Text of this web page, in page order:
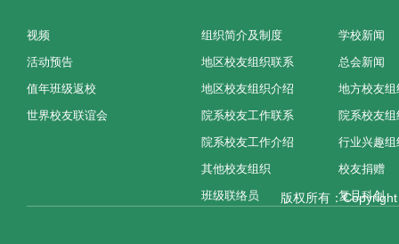
视频
活动预告
值年班级返校
世界校友联谊会
组织简介及制度
地区校友组织联系
地区校友组织介绍
院系校友工作联系
院系校友工作介绍
其他校友组织
班级联络员
学校新闻
总会新闻
地方校友组
院系校友组
行业兴趣组
校友捐赠
复旦科创
版权所有：